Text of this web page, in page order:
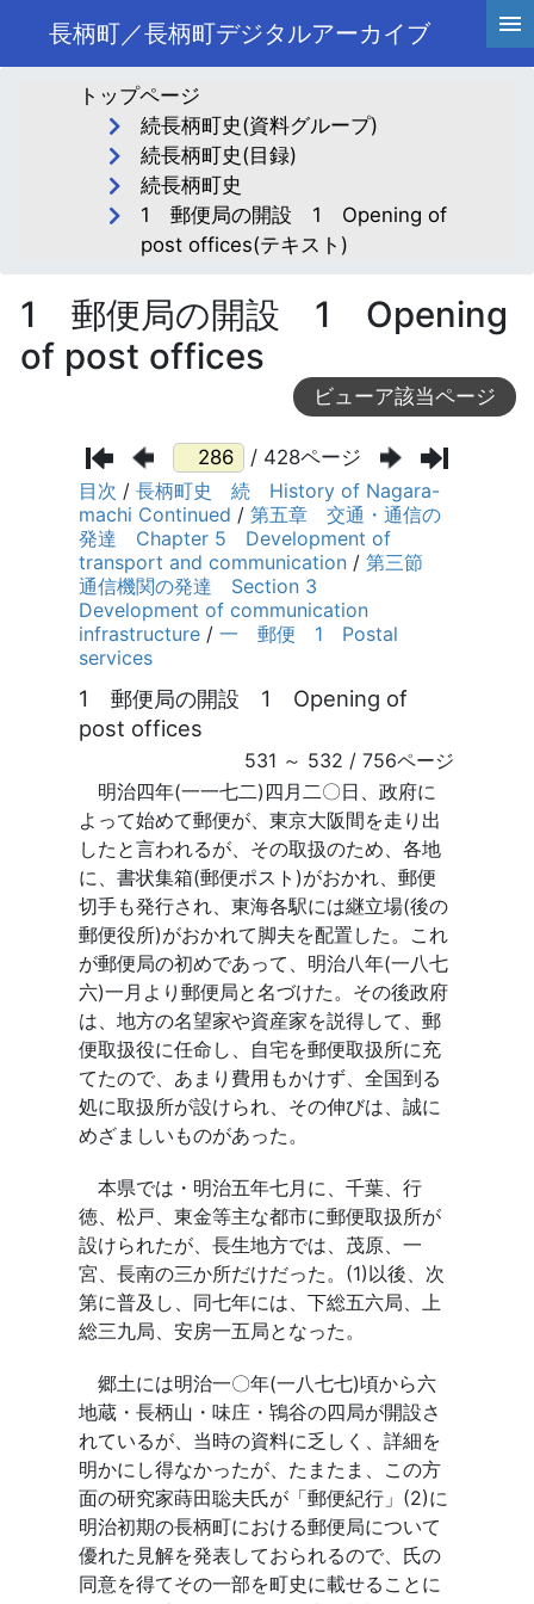
長柄町／長柄町デジタルアーカイブ
トップページ
続長柄町史(資料グループ)
続長柄町史(目録)
続長柄町史
1 郵便局の開設 1 Opening of
post offices(テキスト)
1 郵便局の開設 1 Opening
of post offices
ビューア該当ページ
/ 428ページ